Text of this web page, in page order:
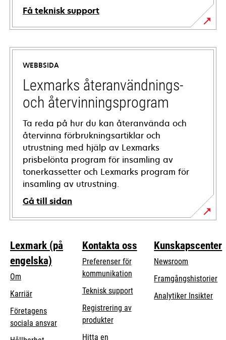
Få teknisk support
opens
in
new
tab
WEBBSIDA
Lexmarks återanvändnings-
och återvinningsprogram
Ta reda på hur du kan återanvända och
återvinna förbrukningsartiklar och
utrustning med hjälp av Lexmarks
prisbelönta program för insamling av
tonerkassetter och Lexmarks program för
insamling av utrustning.
Gå till sidan
Lexmark (på
engelska)
Om
Karriär
Företagens
sociala ansvaropens
Kontakta oss
Preferenser för
kommunikation
Teknisk supportopens
Registrering av
produkter
Hitta en
Kunskapscenter
Newsroom
Framgångshistorier
Analytiker Insikter